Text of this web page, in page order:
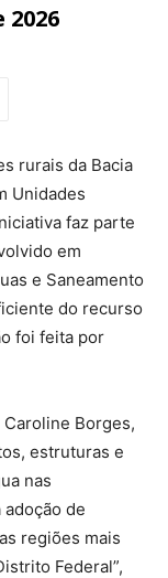
2026
rurais da Bacia
Unidades
faz parte
em
e Saneamento
do recurso
foi feita por
Borges,
estruturas e
nas
de
regiões mais
Federal”,